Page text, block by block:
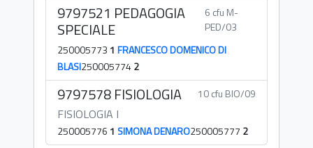
9797521 PEDAGOGIA
SPECIALE
6 cfu M-
PED/03
250005773 1 FRANCESCO DOMENICO DI
BLASI2500057742
9797578 FISIOLOGIA 10 cfu BIO/09
FISIOLOGIA I
250005776 1 SIMONA DENARO250005777 2